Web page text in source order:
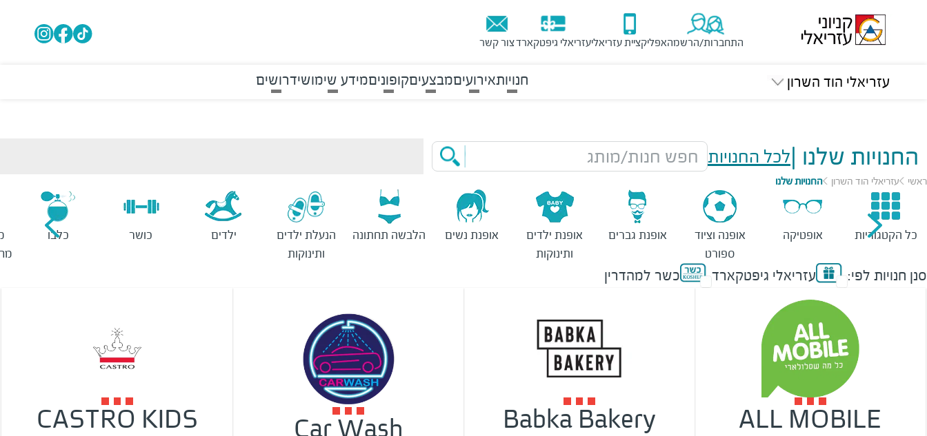
התחברות/הרשמהאפליקציית עזריאליעזריאלי גיפטקארדצור קשר
עזריאלי הוד השרון חנויותאירועיםמבצעיםקופוניםמידע שימושידרושים
החנויות שלנו |לכל החנויות חפש חנות/מותג
ראשי עזריאלי הוד השרון החנויות שלנו
כל הקטגוריות אופטיקה
אופנה וציוד
ספורט
אופנת גברים
אופנת ילדים
ותינוקות
אופנת נשים הלבשה תחתונה
הנעלת ילדים
ותינוקות
ילדים כושר כלבו
סנן חנויות לפי: עזריאלי גיפטקארד כשר למהדרין
ALL MOBILE
Babka Bakery
Car Wash
CASTRO KIDS